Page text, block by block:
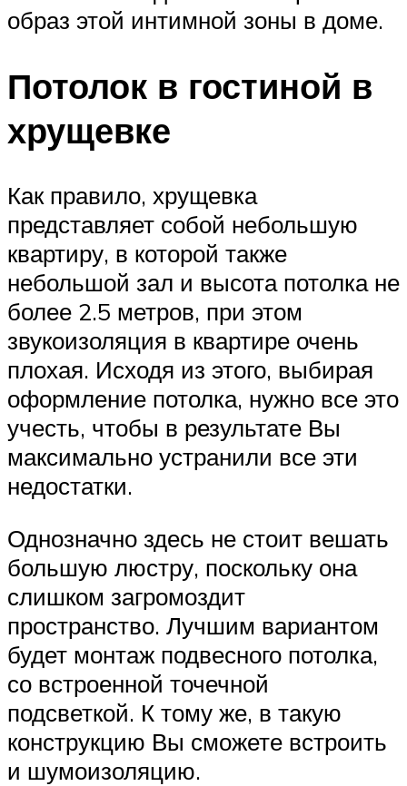
образ этой интимной зоны в доме.
Потолок в гостиной в
хрущевке
Как правило, хрущевка
представляет собой небольшую
квартиру, в которой также
небольшой зал и высота потолка не
более 2.5 метров, при этом
звукоизоляция в квартире очень
плохая. Исходя из этого, выбирая
оформление потолка, нужно все это
учесть, чтобы в результате Вы
максимально устранили все эти
недостатки.
Однозначно здесь не стоит вешать
большую люстру, поскольку она
слишком загромоздит
пространство. Лучшим вариантом
будет монтаж подвесного потолка,
со встроенной точечной
подсветкой. К тому же, в такую
конструкцию Вы сможете встроить
и шумоизоляцию.